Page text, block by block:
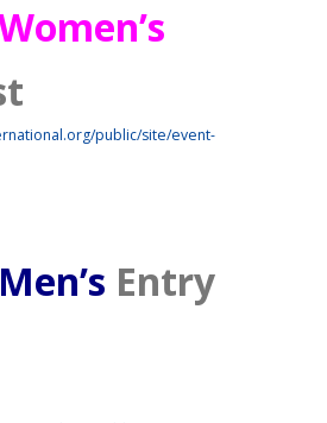
public/site/event-
Entry